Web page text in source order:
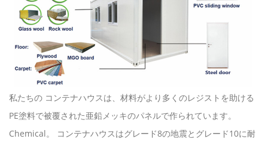
私たちの コンテナハウスは、材料がより多くのレジストを助ける
PE塗料で被覆された亜鉛メッキのパネルで作られています。
Chemical。 コンテナハウスはグレード8の地震とグレード10に耐